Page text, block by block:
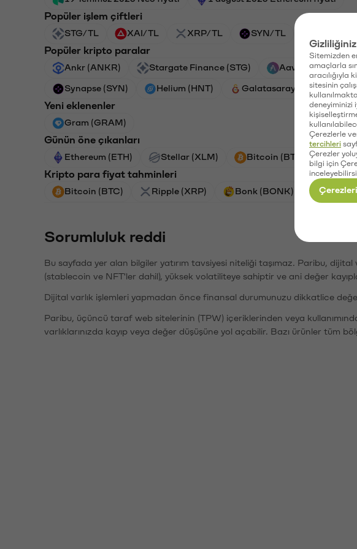
Popüler işlem çiftleri
STG/TL XAI/TL XRP/TL SYN/TL
Popüler kripto paralar
Ankr (ANKR) Stargate Finance (STG) Aave (AAVE)
Synapse (SYN) Helium (HNT) Galatasaray (GAL)
Yeni eklenenler
Gram (GRAM)
Günün öne çıkanları
Ethereum (ETH) Stellar (XLM) Bitcoin (BTC) Tron
Kripto para fiyat tahminleri
Bitcoin (BTC) Ripple (XRP) Bonk (BONK)
Sorumluluk reddi
Bu sayfada yer alan bilgiler yatırım tavsiyesi niteliği taşımaz. Paribu,
(stablecoin ve NFT'ler dahil), yüksek volatiliteye sahiptir ve ani değer
Dijital varlık işlemleri yapmadan önce finansal durumunuzu dikkatlice
Paribu, üçüncü taraf web sitelerinin (TPW) içeriklerinden veya
varlıklarınızda kayıp veya değer düşüşüne yol açabilir. Bazı ürünler tüm
Sitemizden
amaçlarla
aracılığıyla
sitesinin
deneyiminizi
Çerezlerle
tercihleri
Çerezler
bilgi için